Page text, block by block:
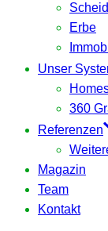
Erbe
Unser
360
Referenzen
Magazin
Team
Kontakt